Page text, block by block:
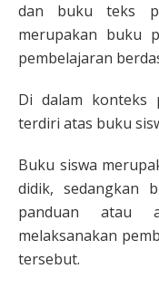
dan buku teks
merupakan buku
pembelajaran
Di dalam konteks
terdiri atas buku
Buku siswa
didik, sedangkan
panduan atau
melaksanakan
tersebut.